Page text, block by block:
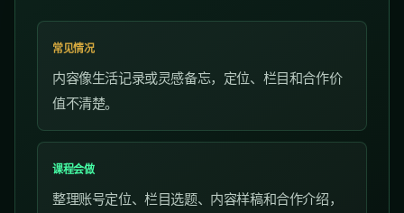
常见情况
内容像生活记录或灵感备忘，定位、栏目和合作价
值不清楚。
课程会做
整理账号定位、栏目选题、内容样稿和合作介绍，